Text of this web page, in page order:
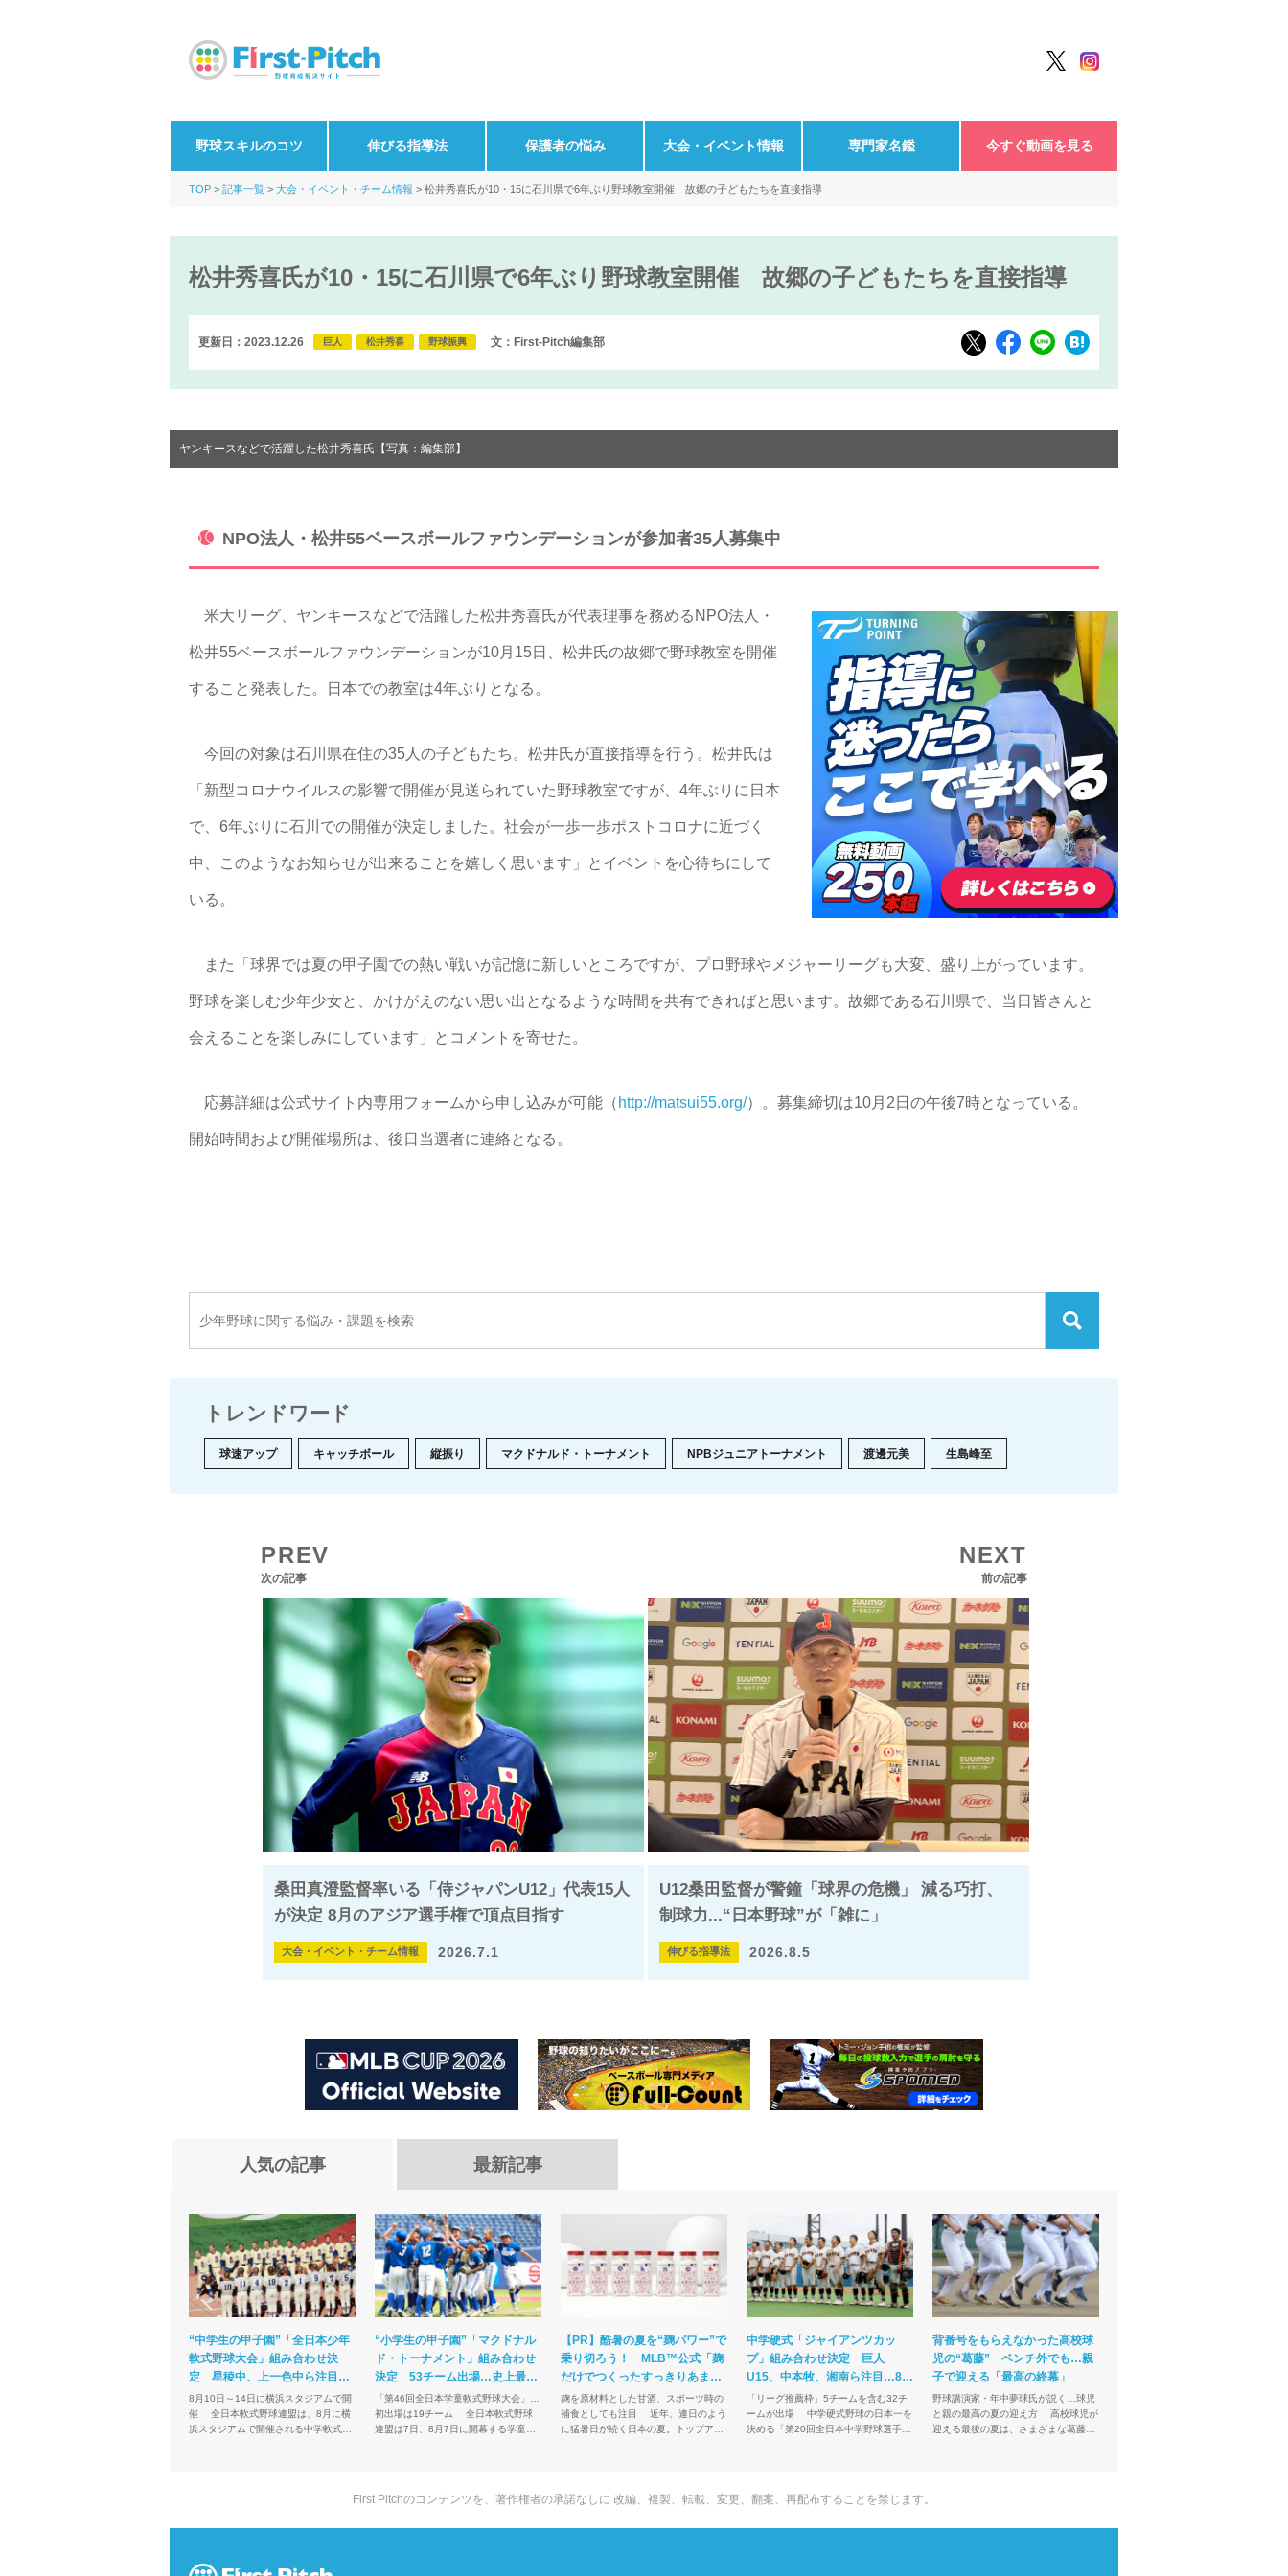
野球スキルのコツ 伸びる指導法 保護者の悩み 大会・イベント情報 専門家名鑑 今すぐ動画を見る
TOP 記事一覧 大会・イベント・チーム情報 松井秀喜氏が10・15に石川県で6年ぶり野球教室開催 故郷の子どもたちを直接指導
松井秀喜氏が10・15に石川県で6年ぶり野球教室開催 故郷の子どもたちを直接指導
更新日：2023.12.26 巨人 松井秀喜 野球振興 文：First-Pitch編集部
ヤンキースなどで活躍した松井秀喜氏【写真：編集部】
NPO法人・松井55ベースボールファウンデーションが参加者35人募集中
米大リーグ、ヤンキースなどで活躍した松井秀喜氏が代表理事を務めるNPO法人・
松井55ベースボールファウンデーションが10月15日、松井氏の故郷で野球教室を開催
すること発表した。日本での教室は4年ぶりとなる。
今回の対象は石川県在住の35人の子どもたち。松井氏が直接指導を行う。松井氏は
「新型コロナウイルスの影響で開催が見送られていた野球教室ですが、4年ぶりに日本
で、6年ぶりに石川での開催が決定しました。社会が一歩一歩ポストコロナに近づく
中、このようなお知らせが出来ることを嬉しく思います」とイベントを心待ちにして
いる。
また「球界では夏の甲子園での熱い戦いが記憶に新しいところですが、プロ野球やメジャーリーグも大変、盛り上がっています。
野球を楽しむ少年少女と、かけがえのない思い出となるような時間を共有できればと思います。故郷である石川県で、当日皆さんと
会えることを楽しみにしています」とコメントを寄せた。
応募詳細は公式サイト内専用フォームから申し込みが可能（ http://matsui55.org/）。募集締切は10月2日の午後7時となっている。
開始時間および開催場所は、後日当選者に連絡となる。
トレンドワード
球速アップ キャッチボール 縦振り マクドナルド・トーナメント NPBジュニアトーナメント 渡邊元美 生島峰至
PREV
次の記事
NEXT
前の記事
桑田真澄監督率いる「侍ジャパンU12」代表15人
が決定 8月のアジア選手権で頂点目指す
大会・イベント・チーム情報 2026.7.1
U12桑田監督が警鐘「球界の危機」 減る巧打、
制球力...“日本野球”が「雑に」
伸びる指導法 2026.8.5
人気の記事 最新記事
“中学生の甲子園”「全日本少年
軟式野球大会」組み合わせ決
定 星稜中、上一色中ら注目…
離島から出場も
8月10日～14日に横浜スタジアムで開
催 全日本軟式野球連盟は、8月に横
浜スタジアムで開催される中学軟式野
“小学生の甲子園”「マクドナル
ド・トーナメント」組み合わせ
決定 53チーム出場…史上最多
狙う長曽根ら注目
「第46回全日本学童軟式野球大会」…
初出場は19チーム 全日本軟式野球
連盟は7日、8月7日に開幕する学童軟
【PR】酷暑の夏を“麹パワー”で
乗り切ろう！ MLB™公式「麹
だけでつくったすっきりあまさ
け」にいま熱視線の理由
麹を原材料とした甘酒、スポーツ時の
補食としても注目 近年、連日のよう
に猛暑日が続く日本の夏。トップアス
中学硬式「ジャイアンツカッ
プ」組み合わせ決定 巨人
U15、中本牧、湘南ら注目…8・
10開幕
「リーグ推薦枠」5チームを含む32チ
ームが出場 中学硬式野球の日本一を
決める「第20回全日本中学野球選手権
背番号をもらえなかった高校球
児の“葛藤” ベンチ外でも…親
子で迎える「最高の終幕」
野球講演家・年中夢球氏が説く…球児
と親の最高の夏の迎え方 高校球児が
迎える最後の夏は、さまざまな葛藤も
First Pitchのコンテンツを、著作権者の承諾なしに 改編、複製、転載、変更、翻案、再配布することを禁じます。